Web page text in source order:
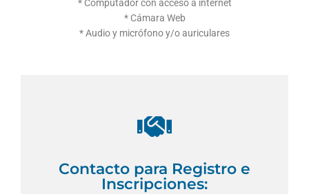
* Computador con acceso a internet
* Cámara Web
* Audio y micrófono y/o auriculares
Contacto para Registro e
Inscripciones: